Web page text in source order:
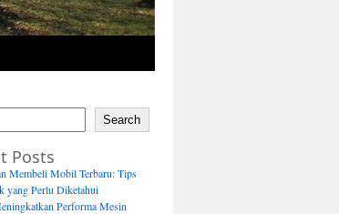
Search
Posts
Membeli Mobil Terbaru: Tips
yang Perlu Diketahui
Performa Mesin